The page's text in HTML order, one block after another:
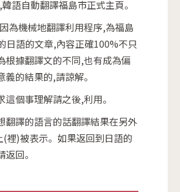
語自動翻譯福島市正式主頁。
為機械地翻譯利用程序,為福島
日語的文章,內容正確100%不只
根據翻譯文的不同,也有成為偏
義的結果的,請諒解。
這個事理解請之後,利用。
翻譯的語言的話翻譯結果在另外
(裡)被表示。如果返回到日語的
回。